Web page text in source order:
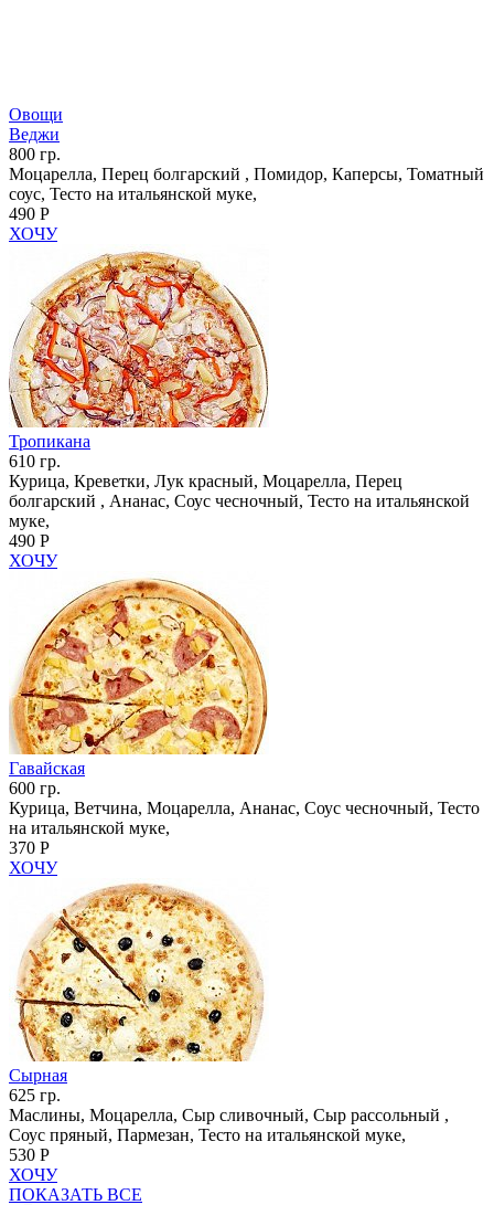
Овощи
Веджи
800 гр.
Моцарелла, Перец болгарский , Помидор, Каперсы, Томатный
соус, Тесто на итальянской муке,
490 Р
ХОЧУ
Тропикана
610 гр.
Курица, Креветки, Лук красный, Моцарелла, Перец
болгарский , Ананас, Соус чесночный, Тесто на итальянской
муке,
490 Р
ХОЧУ
Гавайская
600 гр.
Курица, Ветчина, Моцарелла, Ананас, Соус чесночный, Тесто
на итальянской муке,
370 Р
ХОЧУ
Сырная
625 гр.
Маслины, Моцарелла, Сыр сливочный, Сыр рассольный ,
Соус пряный, Пармезан, Тесто на итальянской муке,
530 Р
ХОЧУ
ПОКАЗАТЬ ВСЕ